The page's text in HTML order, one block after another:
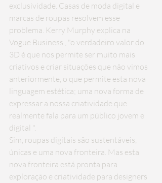
exclusividade. Casas de moda digital e
marcas de roupas resolvem esse
problema. Kerry Murphy explica na
Vogue Business , "o verdadeiro valor do
3D é que nos permite ser muito mais
criativos e criar situações que não vimos
anteriormente, o que permite esta nova
linguagem estética; uma nova forma de
expressar a nossa criatividade que
realmente fala para um público jovem e
digital ".
Sim, roupas digitais são sustentáveis,
únicas e uma nova fronteira. Mas esta
nova fronteira está pronta para
exploração e criatividade para designers